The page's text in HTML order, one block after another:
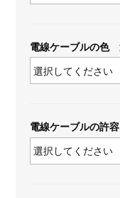
電線ケーブルの色
電線ケーブルの許